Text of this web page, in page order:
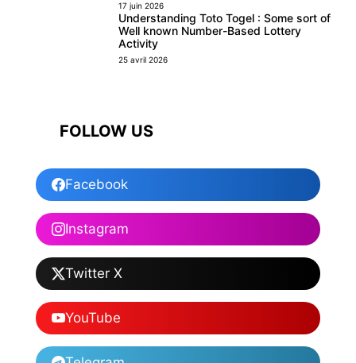
17 juin 2026
Understanding Toto Togel : Some sort of
Well known Number-Based Lottery
Activity
25 avril 2026
FOLLOW US
Facebook
Instagram
Twitter X
YouTube